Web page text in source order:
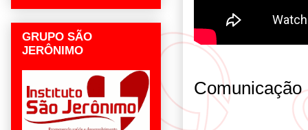
Comunicação
GRUPO SÃO
JERÔNIMO